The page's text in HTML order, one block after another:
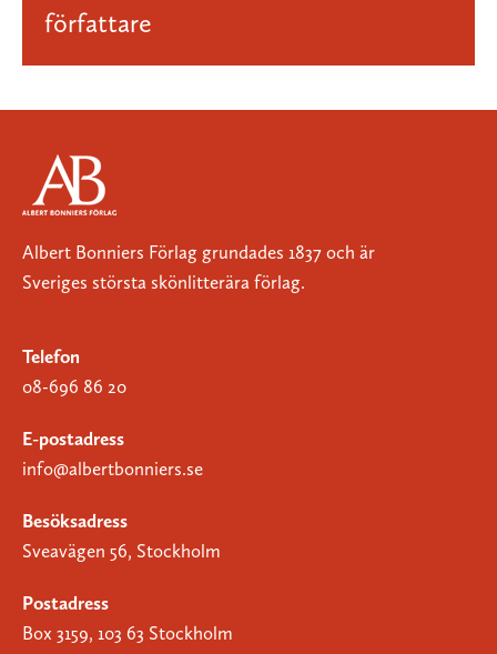
författare
Albert Bonniers Förlag grundades 1837 och är
Sveriges största skönlitterära förlag.
Telefon
08-696 86 20
E-postadress
info@albertbonniers.se
Besöksadress
Sveavägen 56, Stockholm
Postadress
Box 3159, 103 63 Stockholm